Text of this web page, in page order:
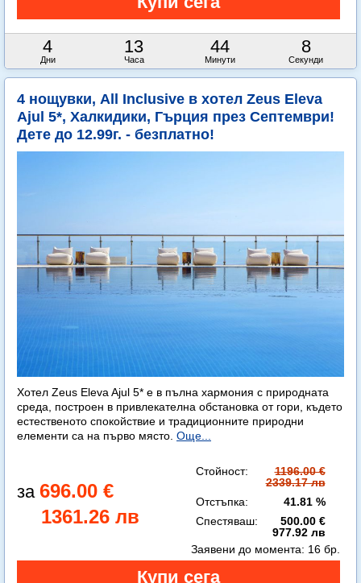
4
Дни
13
Часа
44
Минути
7
Секунди
4 нощувки, All Inclusive в хотел Zeus Eleva
Ajul 5*, Халкидики, Гърция през Септември!
Дете до 12.99г. - безплатно!
Хотел Zeus Eleva Ajul 5* е в пълна хармония с природната
среда, построен в привлекателна обстановка от гори, където
естественото спокойствие и традиционните природни
елементи са на първо място. Още...
696.00 €
1361.26 лв
Стойност:
1196.00 €
2339.17 лв
Отстъпка:
41.81 %
Спестяваш:
500.00 €
977.92 лв
Заявени до момента: 16 бр.